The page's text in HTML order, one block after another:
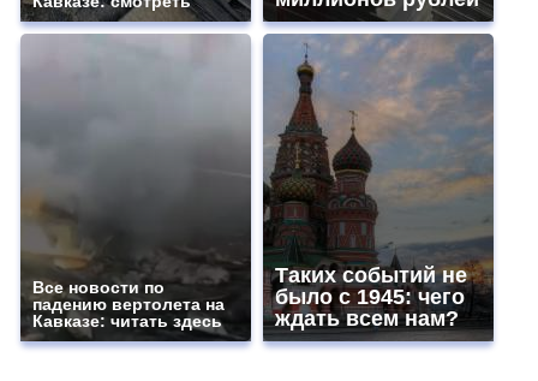
Все новости по
падению вертолета на
Кавказе: читать здесь
Таких событий не
было с 1945: чего
ждать всем нам?